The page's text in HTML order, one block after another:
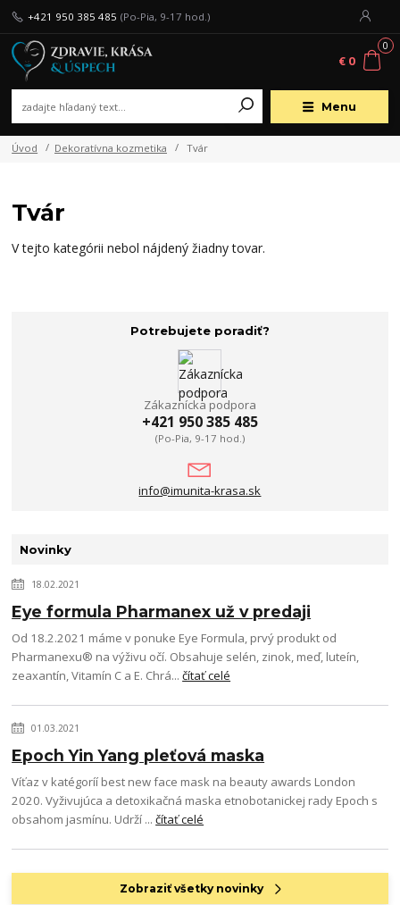
Menu
+421 950 385 485 (Po-Pia, 9-17 hod.)
0
€ 0
Úvod Dekoratívna kozmetika Tvár
Tvár
V tejto kategórii nebol nájdený žiadny tovar.
Potrebujete poradiť?
Zákaznícka podpora
+421 950 385 485
(Po-Pia, 9-17 hod.)
info@imunita-krasa.sk
Novinky
18.02.2021
Eye formula Pharmanex už v predaji
Od 18.2.2021 máme v ponuke Eye Formula, prvý produkt od
Pharmanexu® na výživu očí. Obsahuje selén, zinok, meď, luteín,
zeaxantín, Vitamín C a E. Chrá...čítať celé
01.03.2021
Epoch Yin Yang pleťová maska
Víťaz v katégoríí best new face mask na beauty awards London
2020. Vyživujúca a detoxikačná maska etnobotanickej rady Epoch s
obsahom jasmínu. Udrží ...čítať celé
Zobraziť všetky novinky